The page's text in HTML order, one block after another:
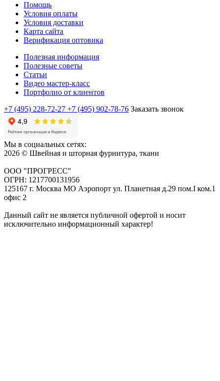
Помощь
Условия оплаты
Условия доставки
Карта сайта
Верификация оптовика
Полезная информация
Полезные советы
Статьи
Видео мастер-класс
Портфолио от клиентов
+7 (495) 228-72-27 +7 (495) 902-78-76 Заказать звонок
Мы в социальных сетях:
2026 © Швейная и шторная фурнитура, ткани
ООО "ПРОГРЕСС"
ОГРН: 1217700131956
125167 г. Москва МО Аэропорт ул. Планетная д.29 пом.I ком.1
офис 2
Данный сайт не является публичной офертой и носит
исключительно информационный характер!